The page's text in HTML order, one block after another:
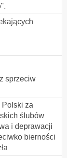
sprzeciw
Polski za
ślubów
i deprawacji
bierności